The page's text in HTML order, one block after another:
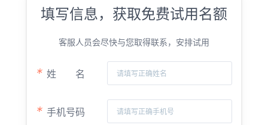
填写信息，获取免费试用名额
客服人员会尽快与您取得联系，安排试用
* 姓 名
* 手机号码